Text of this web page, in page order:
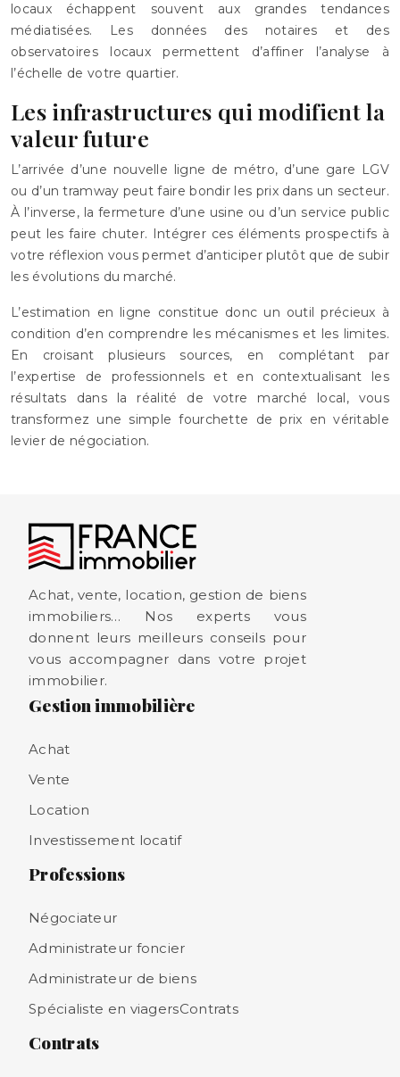
locaux échappent souvent aux grandes tendances
médiatisées. Les données des notaires et des
observatoires locaux permettent d’affiner l’analyse à
l’échelle de votre quartier.
Les infrastructures qui modifient la
valeur future
L’arrivée d’une nouvelle ligne de métro, d’une gare LGV
ou d’un tramway peut faire bondir les prix dans un secteur.
À l’inverse, la fermeture d’une usine ou d’un service public
peut les faire chuter. Intégrer ces éléments prospectifs à
votre réflexion vous permet d’anticiper plutôt que de subir
les évolutions du marché.
L’estimation en ligne constitue donc un outil précieux à
condition d’en comprendre les mécanismes et les limites.
En croisant plusieurs sources, en complétant par
l’expertise de professionnels et en contextualisant les
résultats dans la réalité de votre marché local, vous
transformez une simple fourchette de prix en véritable
levier de négociation.
Achat, vente, location, gestion de biens
immobiliers… Nos experts vous
donnent leurs meilleurs conseils pour
vous accompagner dans votre projet
immobilier.
Gestion immobilière
Achat
Vente
Location
Investissement locatif
Professions
Négociateur
Administrateur foncier
Administrateur de biens
Spécialiste en viagersContrats
Contrats